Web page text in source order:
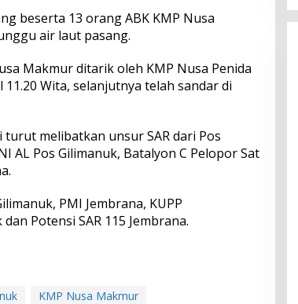
beserta 13 orang ABK KMP Nusa
air laut pasang.
Makmur ditarik oleh KMP Nusa Penida
Wita, selanjutnya telah sandar di
melibatkan unsur SAR dari Pos
AL Pos Gilimanuk, Batalyon C Pelopor Sat
PMI Jembrana, KUPP
Potensi SAR 115 Jembrana.
KMP Nusa Makmur